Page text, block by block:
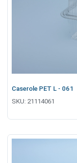
Caserole PET L - 061
SKU: 21114061